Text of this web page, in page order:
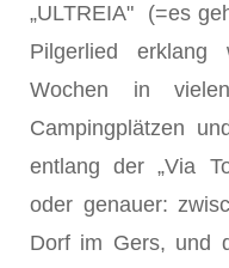
„ULTREIA" (=es
Pilgerlied
Wochen in
Campingplätzen
entlang der „Via
oder genauer:
Dorf im Gers, und